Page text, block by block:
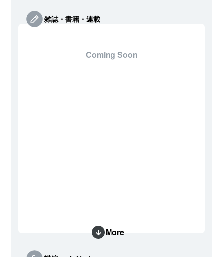
雑誌・書籍・連載
Coming Soon
More